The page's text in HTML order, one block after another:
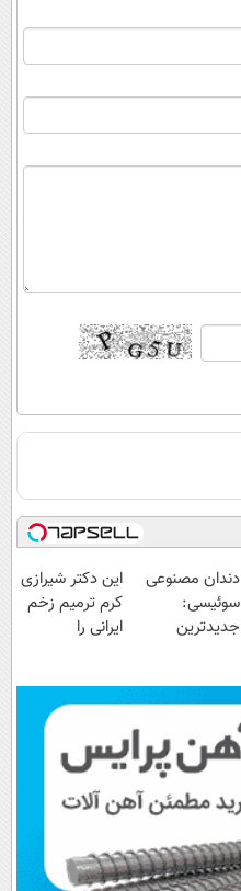
دندان مصنوعی
سوئیسی:
جدیدترین
پرداخت قسطی
این دکتر شیرازی
کرم ترمیم زخم
ایرانی را